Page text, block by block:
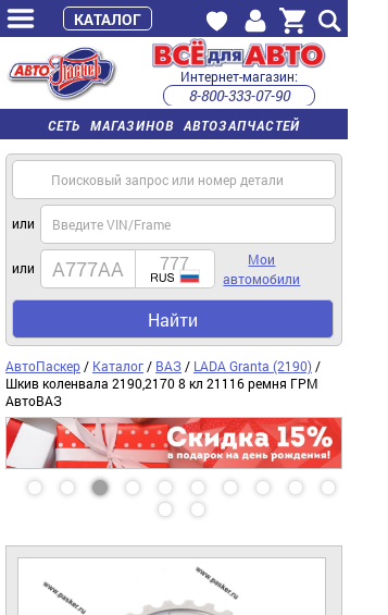
СЕТЬ МАГАЗИНОВ АВТОЗАПЧАСТЕЙ
Интернет-магазин:
8-800-333-07-90
часы работы с 9:00 до 22:00 (пн-пт)
или
или
Мои
автомобили
Найти
АвтоПаскер / Каталог / ВАЗ / LADA Granta (2190) /
Шкив коленвала 2190,2170 8 кл 21116 ремня ГРМ
АвтоВАЗ
КАТАЛОГ